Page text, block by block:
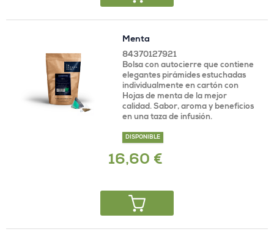
Menta
84370127921
Bolsa con autocierre que contiene
elegantes pirámides estuchadas
individualmente en cartón con
Hojas de menta de la mejor
calidad. Sabor, aroma y beneficios
en una taza de infusión.
DISPONIBLE
16,60 €